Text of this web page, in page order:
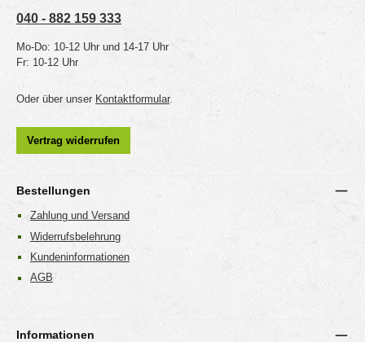
040 - 882 159 333
Mo-Do: 10-12 Uhr und 14-17 Uhr
Fr: 10-12 Uhr
Oder über unser Kontaktformular.
Vertrag widerrufen
Bestellungen
Zahlung und Versand
Widerrufsbelehrung
Kundeninformationen
AGB
Informationen